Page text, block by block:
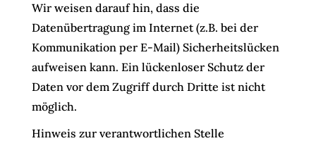
Wir weisen darauf hin, dass die
Datenübertragung im Internet (z.B. bei der
Kommunikation per E-Mail) Sicherheitslücken
aufweisen kann. Ein lückenloser Schutz der
Daten vor dem Zugriff durch Dritte ist nicht
möglich.
Hinweis zur verantwortlichen Stelle